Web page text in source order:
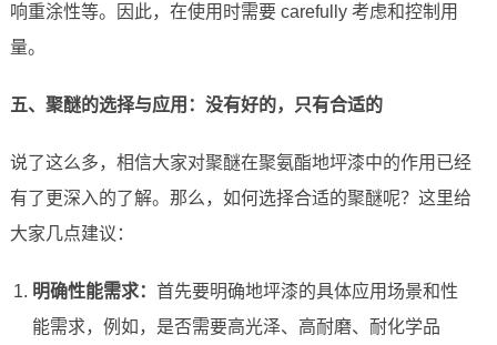
响重涂性等。因此，在使用时需要 carefully 考虑和控制用
量。
五、聚醚的选择与应用：没有好的，只有合适的
说了这么多，相信大家对聚醚在聚氨酯地坪漆中的作用已经
有了更深入的了解。那么，如何选择合适的聚醚呢？这里给
大家几点建议：
明确性能需求： 首先要明确地坪漆的具体应用场景和性
能需求，例如，是否需要高光泽、高耐磨、耐化学品